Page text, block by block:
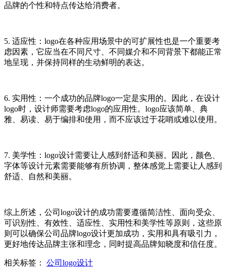
品牌的个性和特点传达给消费者。
5. 适应性：logo在各种应用场景中的可扩展性也是一个重要考
虑因素，它应当在不同尺寸、不同媒介和不同背景下都能正常
地呈现，并保持同样的生动鲜明的表达。
6. 实用性：一个成功的品牌logo一定是实用的。因此，在设计
logo时，设计师需要考虑logo的应用性。logo应该简单、典
雅、易读、易于编排和使用，而不应该过于花哨或难以使用。
7. 美学性：logo设计需要让人感到舒适和美丽。因此，颜色、
字体等设计元素需要能够有所协调，整体感觉上需要让人感到
舒适、自然和美丽。
综上所述，公司logo设计的成功需要遵循简洁性、面向受众、
可识别性、有效性、适应性、实用性和美学性等原则，这些原
则可以确保公司品牌logo设计更加成功，实用和具有吸引力，
更好地传达品牌主张和理念，同时提高品牌知晓度和信任度。
相关标签： 公司logo设计